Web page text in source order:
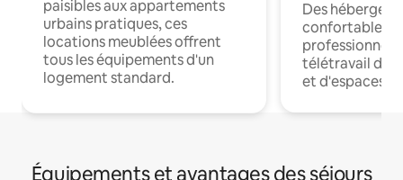
paisibles aux appartements
urbains pratiques, ces
locations meublées offrent
tous les équipements d'un
logement standard.
Des
confortables
professionnels
télétravail
et d'espaces
Équipements et avantages des séjours